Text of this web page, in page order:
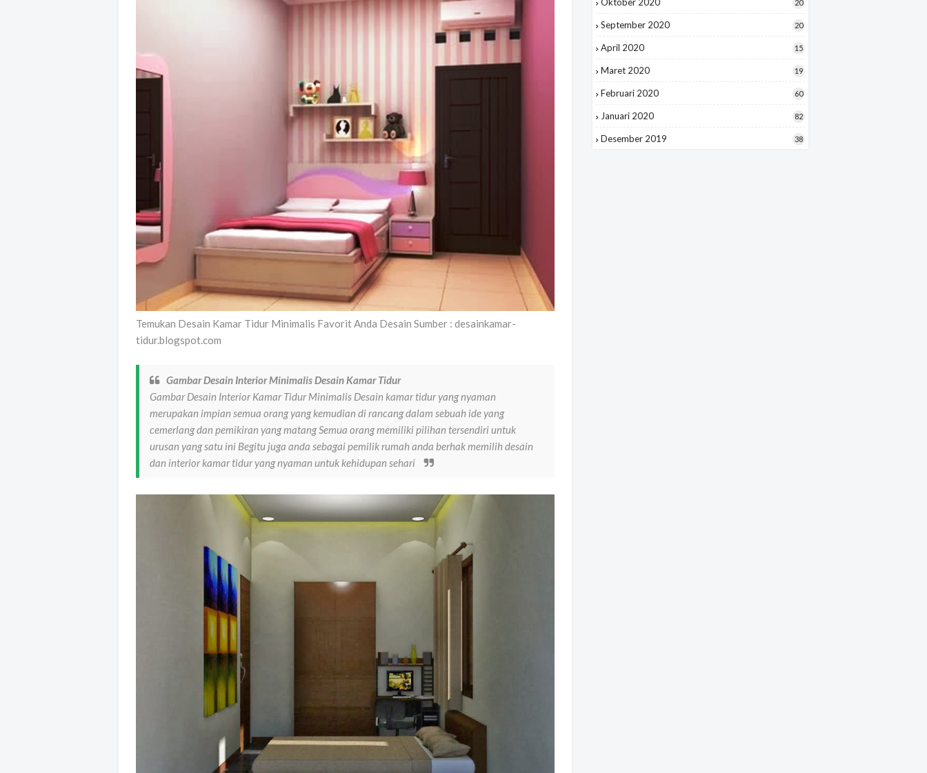
Temukan Desain Kamar Tidur Minimalis Favorit Anda Desain Sumber : desainkamar-
tidur.blogspot.com
Gambar Desain Interior Minimalis Desain Kamar Tidur
Gambar Desain Interior Kamar Tidur Minimalis Desain kamar tidur yang nyaman
merupakan impian semua orang yang kemudian di rancang dalam sebuah ide yang
cemerlang dan pemikiran yang matang Semua orang memiliki pilihan tersendiri untuk
urusan yang satu ini Begitu juga anda sebagai pemilik rumah anda berhak memilih desain
dan interior kamar tidur yang nyaman untuk kehidupan sehari
20
September 2020 20
April 2020 15
Maret 2020 19
Februari 2020 60
Januari 2020 82
Desember 2019 38